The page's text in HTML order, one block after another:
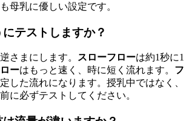
母乳に優しい設定です。
テストしますか？
さまにします。 スローフローは約1秒に1
ーはもっと速く、時に短く流れます。 フ
した流れになります。授乳中ではなく、
に必ずテストしてください。